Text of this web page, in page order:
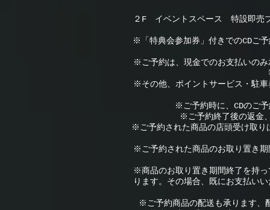
２F イベントスペース 特設即売
※「特典会参加券」付きでのCDご
※ご予約は、現金でのお支払いの
※その他、ポイントサービス・駐
※ご予約時に、CDのご
※ご予約終了後の返金
※ご予約された商品の店頭受け取り
※ご予約された商品のお取り置き
※商品のお取り置き期間終了を持
ります。その場合、既にお支払い
※ご予約商品の配送も承ります、